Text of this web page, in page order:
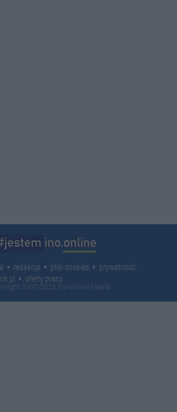
redakcja pliki cookies
prywatność
oferty pracy
2000-2026 Ino-online Media